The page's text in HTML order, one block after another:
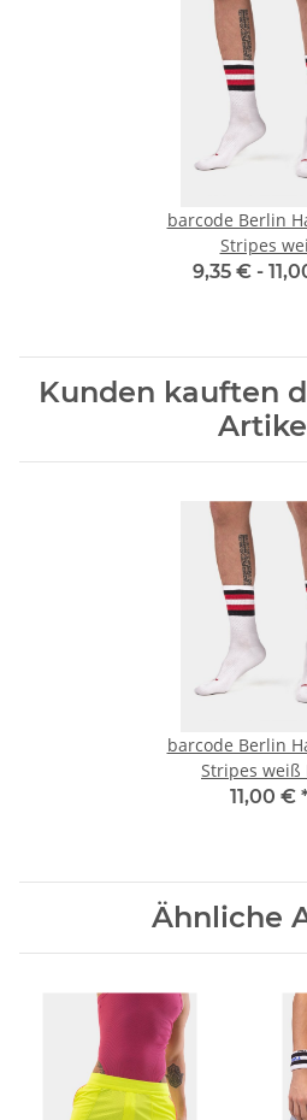
barcode Berlin
Stripes
9,35 € -
Kunden kauften
barcode Berlin
Stripes weiß
11,00 €
Ähnliche